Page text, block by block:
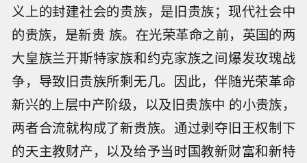
义上的封建社会的贵族，是旧贵族；现代社会中
的贵族，是新贵 族。在光荣革命之前，英国的两
大皇族兰开斯特家族和约克家族之间爆发玫瑰战
争，导致旧贵族所剩无几。因此，伴随光荣革命
新兴的上层中产阶级，以及旧贵族中 的小贵族，
两者合流就构成了新贵族。通过剥夺旧王权制下
的天主教财产，以及给予当时国教新财富和新特